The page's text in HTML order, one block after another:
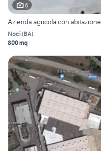
6
Azienda agricola con abitazione
Noci(BA)
800 mq